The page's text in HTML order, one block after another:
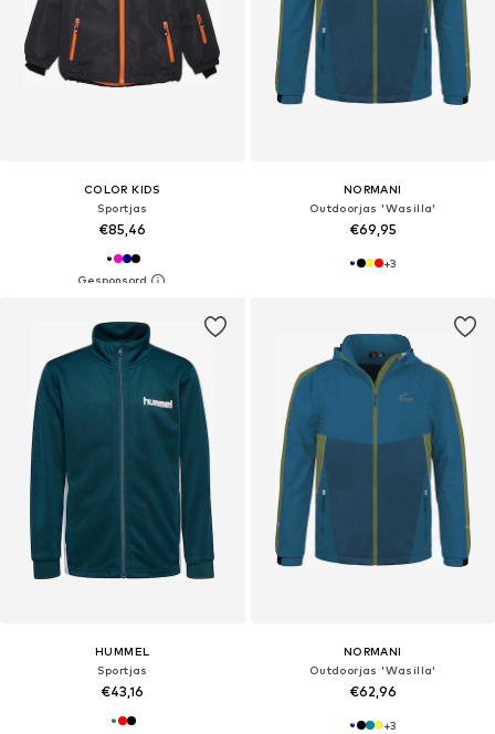
COLOR KIDS
Sportjas
€85,46
NORMANI
Outdoorjas 'Wasilla'
€69,95
+3
HUMMEL
Sportjas
€43,16
NORMANI
Outdoorjas 'Wasilla'
€62,96
+3